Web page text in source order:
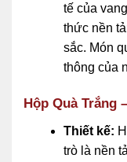
tế của
thức nền
sắc. Món
thông của
Hộp Quà Trắng
Thiết kế:
trò là nền